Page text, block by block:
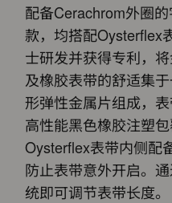
配备Cerachrom外圈
款，均搭配Oysterflex
士研发并获得专利，
及橡胶表带的舒适集
形弹性金属片组成，
高性能黑色橡胶注塑
Oysterflex表带内侧配
防止表带意外开启。
统即可调节表带长度。